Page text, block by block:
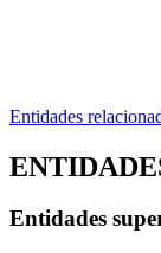
Entidades
Entidades